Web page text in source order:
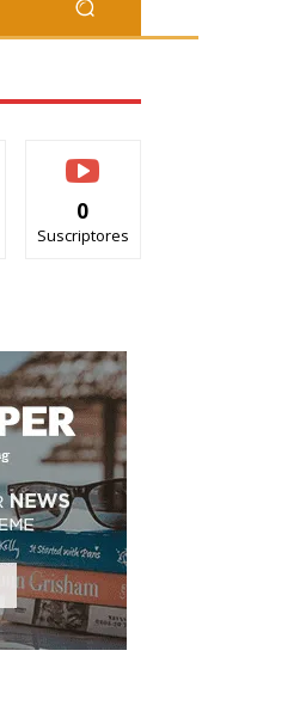
0
Suscriptores